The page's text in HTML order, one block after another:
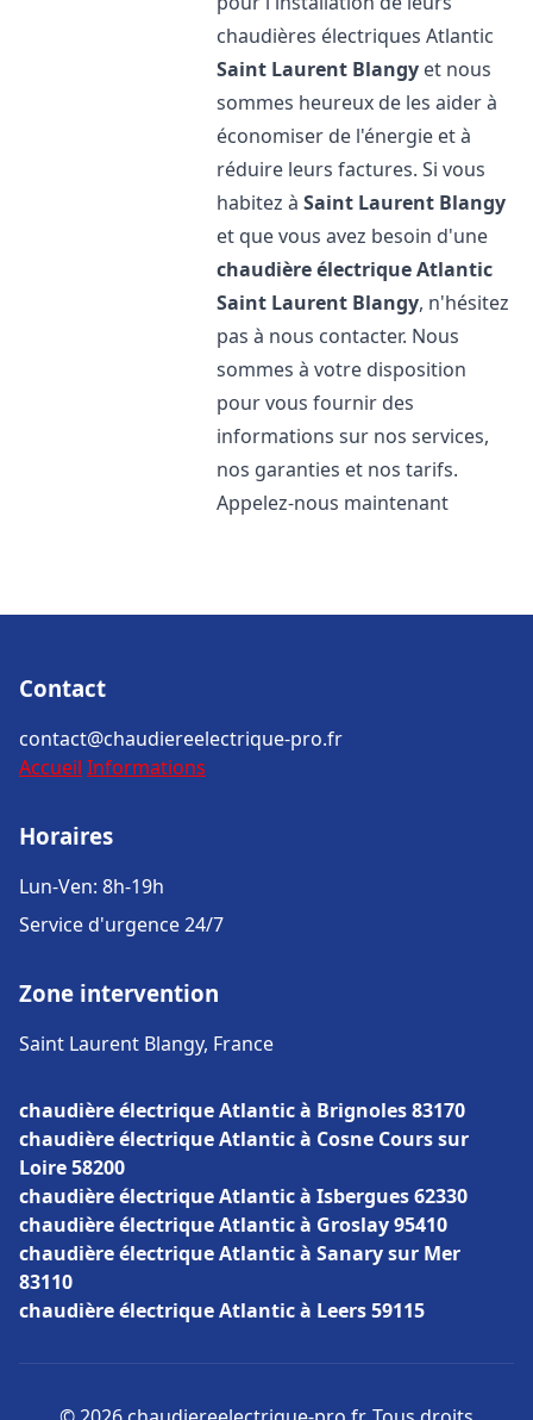
chaudières électriques Atlantic
Saint Laurent Blangy et nous
sommes heureux de les aider à
économiser de l'énergie et à
réduire leurs factures. Si vous
habitez àSaint Laurent Blangy
et que vous avez besoin d'une
chaudière électrique Atlantic
Saint Laurent Blangy, n'hésitez
pas à nous contacter. Nous
sommes à votre disposition
pour vous fournir des
informations sur nos services,
nos garanties et nos tarifs.
Appelez-nous maintenant
Contact
contact@chaudiereelectrique-pro.fr
Accueil Informations
Horaires
Lun-Ven: 8h-19h
Service d'urgence 24/7
Zone intervention
Saint Laurent Blangy, France
chaudière électrique Atlantic à Brignoles 83170
chaudière électrique Atlantic à Cosne Cours sur
Loire 58200
chaudière électrique Atlantic à Isbergues 62330
chaudière électrique Atlantic à Groslay 95410
chaudière électrique Atlantic à Sanary sur Mer
83110
chaudière électrique Atlantic à Leers 59115